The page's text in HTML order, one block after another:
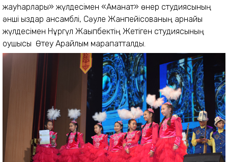
жауһарлары» жүлдесімен «Аманат» өнер студиясының
әнші қыздар ансамблі, Сәуле Жанпейісованың арнайы
жүлдесімен Нұргүл Жақыпбектің Жетіген студиясының
оқушысы Өтеу Арайлым марапатталды.